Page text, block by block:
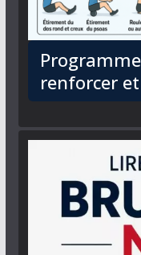
renforcer